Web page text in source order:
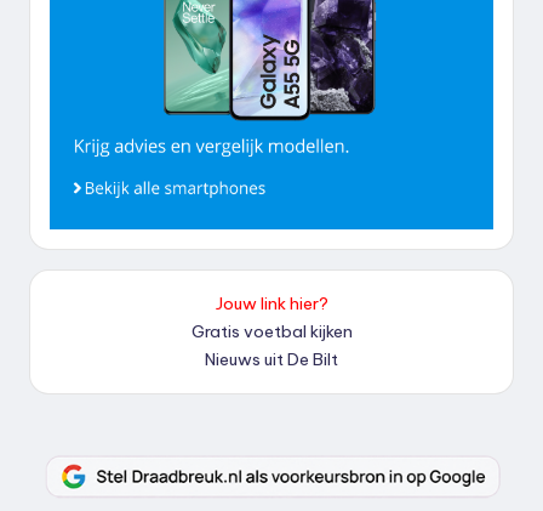
Jouw link hier?
Gratis voetbal kijken
Nieuws uit De Bilt